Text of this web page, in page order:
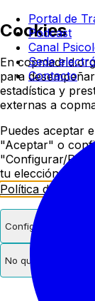
Cookies
En
para
estadística y
externas a
Puedes aceptar
"Aceptar" o
"Configurar/
tu elección en
Política de Cookies
Configurar Solo
No quiero cookies
Colegio
Portal de
Podcast
Canal
Sede
Contacto